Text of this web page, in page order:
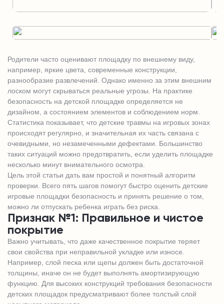
Родители часто оценивают площадку по внешнему виду,
например, яркие цвета, современные конструкции,
разнообразие развлечений. Однако именно за этим внешним
лоском могут скрываться реальные угрозы. На практике
безопасность на детской площадке определяется не
дизайном, а состоянием элементов и соблюдением норм.
Статистика показывает, что детские травмы на игровых зонах
происходят регулярно, и значительная их часть связана с
очевидными, но незамеченными дефектами. Большинство
таких ситуаций можно предотвратить, если уделить площадке
несколько минут внимательного осмотра.
Цель этой статьи дать вам простой и понятный алгоритм
проверки. Всего пять шагов помогут быстро оценить детские
игровые площадки безопасность и принять решение о том,
можно ли отпускать ребенка играть без риска.
Признак №1: Правильное и чистое
покрытие
Важно учитывать, что даже качественное покрытие теряет
свои свойства при неправильной укладке или износе.
Например, слой песка или щепы должен быть достаточной
толщины, иначе он не будет выполнять амортизирующую
функцию. Для высоких конструкций требования безопасности
детских площадок предусматривают более толстый слой